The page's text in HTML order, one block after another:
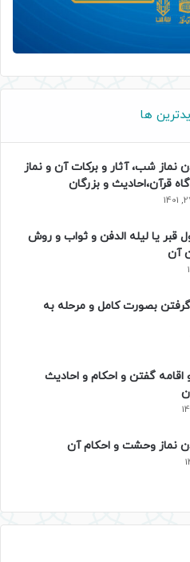
ها
نماز شب، آثار و برکات آن و نماز
قرآن،احادیث و بزرگان
قبر یا لیله الدفن و ثواب و روش
آن
بصورت کامل و مرحله به
اقامه گفتن و احکام و احادیث
نماز وحشت و احکام آن